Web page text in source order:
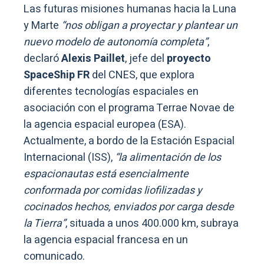
Las futuras misiones humanas hacia la Luna
y Marte “nos obligan a proyectar y plantear un
nuevo modelo de autonomía completa”,
declaróAlexis Paillet, jefe del proyecto
SpaceShip FRdel CNES, que explora
diferentes tecnologías espaciales en
asociación con el programa Terrae Novae de
la agencia espacial europea (ESA).
Actualmente, a bordo de la Estación Espacial
Internacional (ISS), “la alimentación de los
espacionautas está esencialmente
conformada por comidas liofilizadas y
cocinados hechos, enviados por carga desde
la Tierra”, situada a unos 400.000 km, subraya
la agencia espacial francesa en un
comunicado.